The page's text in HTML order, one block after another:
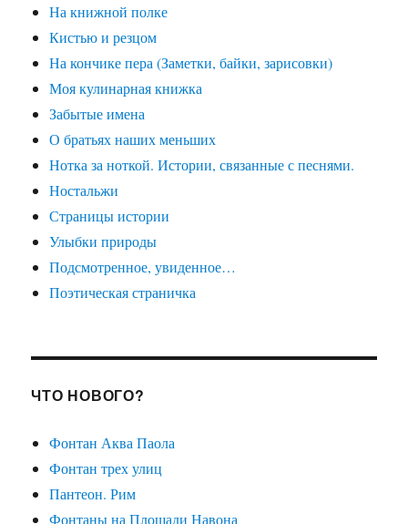
На книжной полке
Кистью и резцом
На кончике пера (Заметки, байки, зарисовки)
Моя кулинарная книжка
Забытые имена
О братьях наших меньших
Нотка за ноткой. Истории, связанные с песнями.
Ностальжи
Страницы истории
Улыбки природы
Подсмотренное, увиденное…
Поэтическая страничка
ЧТО НОВОГО?
Фонтан Аква Паола
Фонтан трех улиц
Пантеон. Рим
Фонтаны на Площади Навона